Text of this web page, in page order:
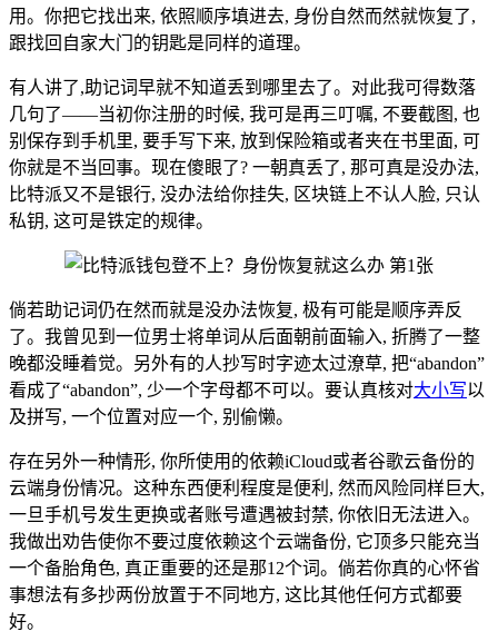
用。你把它找出来, 依照顺序填进去, 身份自然而然就恢复了,
跟找回自家大门的钥匙是同样的道理。
有人讲了,助记词早就不知道丢到哪里去了。对此我可得数落
几句了——当初你注册的时候, 我可是再三叮嘱, 不要截图, 也
别保存到手机里, 要手写下来, 放到保险箱或者夹在书里面, 可
你就是不当回事。现在傻眼了? 一朝真丢了, 那可真是没办法,
比特派又不是银行, 没办法给你挂失, 区块链上不认人脸, 只认
私钥, 这可是铁定的规律。
倘若助记词仍在然而就是没办法恢复, 极有可能是顺序弄反
了。我曾见到一位男士将单词从后面朝前面输入, 折腾了一整
晚都没睡着觉。另外有的人抄写时字迹太过潦草, 把“abandon”
看成了“abandon”, 少一个字母都不可以。要认真核对大小写以
及拼写, 一个位置对应一个, 别偷懒。
存在另外一种情形, 你所使用的依赖iCloud或者谷歌云备份的
云端身份情况。这种东西便利程度是便利, 然而风险同样巨大,
一旦手机号发生更换或者账号遭遇被封禁, 你依旧无法进入。
我做出劝告使你不要过度依赖这个云端备份, 它顶多只能充当
一个备胎角色, 真正重要的还是那12个词。倘若你真的心怀省
事想法有多抄两份放置于不同地方, 这比其他任何方式都要
好。